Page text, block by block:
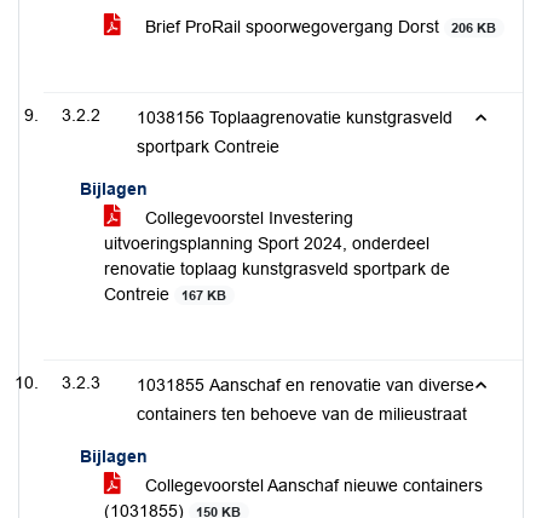
Brief ProRail spoorwegovergang Dorst 206 KB
3.2.2
1038156 Toplaagrenovatie kunstgrasveld
sportpark Contreie
Bijlagen
Collegevoorstel Investering
uitvoeringsplanning Sport 2024, onderdeel
renovatie toplaag kunstgrasveld sportpark de
Contreie
167 KB
3.2.3
1031855 Aanschaf en renovatie van diverse
containers ten behoeve van de milieustraat
Bijlagen
Collegevoorstel Aanschaf nieuwe containers
(1031855)
150 KB